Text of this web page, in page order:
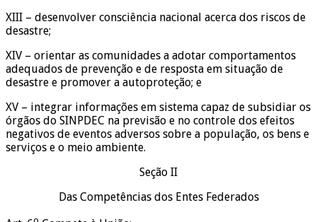
XIII – desenvolver consciência nacional acerca dos riscos de
desastre;
XIV – orientar as comunidades a adotar comportamentos
adequados de prevenção e de resposta em situação de
desastre e promover a autoproteção; e
XV – integrar informações em sistema capaz de subsidiar os
órgãos do SINPDEC na previsão e no controle dos efeitos
negativos de eventos adversos sobre a população, os bens e
serviços e o meio ambiente.
Seção II
Das Competências dos Entes Federados